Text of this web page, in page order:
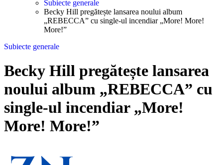
Subiecte generale
Becky Hill pregătește lansarea noului album
„REBECCA” cu single-ul incendiar „More! More!
More!”
Subiecte generale
Becky Hill pregătește lansarea
noului album „REBECCA” cu
single-ul incendiar „More!
More! More!”